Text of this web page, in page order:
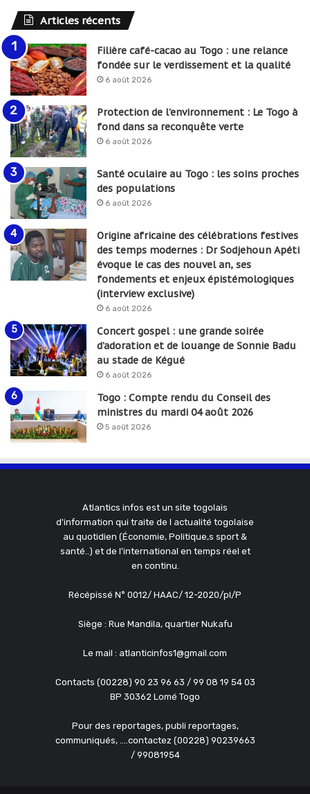
Articles récents
Filière café-cacao au Togo : une relance
fondée sur le verdissement et la qualité
6 août 2026
Protection de l’environnement : Le Togo à
fond dans sa reconquête verte
6 août 2026
Santé oculaire au Togo : les soins proches
des populations
6 août 2026
Origine africaine des célébrations festives
des temps modernes : Dr Sodjehoun Apéti
évoque le cas des nouvel an, ses
fondements et enjeux épistémologiques
(interview exclusive)
6 août 2026
Concert gospel : une grande soirée
d’adoration et de louange de Sonnie Badu
au stade de Kégué
6 août 2026
Togo : Compte rendu du Conseil des
ministres du mardi 04 août 2026
5 août 2026
Atlantics infos est un site togolais
d'information qui traite de l actualité togolaise
au quotidien (Économie, Politique,s sport &
santé..) et de l'international en temps réel et
en continu.
Récépissé N° 0012/ HAAC/ 12-2020/pl/P
Siège : Rue Mandila, quartier Nukafu
Le mail : atlanticinfos1@gmail.com
Contacts (00228) 90 23 96 63 / 99 08 19 54 03
BP 30362 Lomé Togo
Pour des reportages, publi reportages,
communiqués, ....contactez (00228) 90239663
/ 99081954